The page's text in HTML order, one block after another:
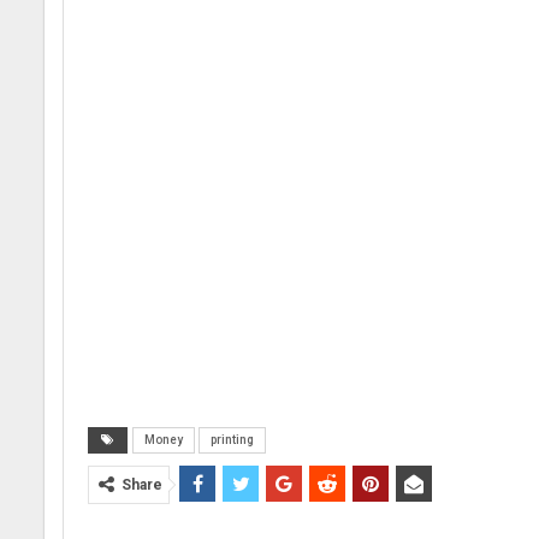
Money printing
Share